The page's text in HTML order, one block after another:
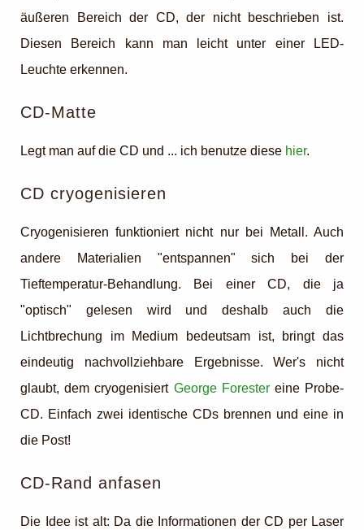
äußeren Bereich der CD, der nicht beschrieben ist.
Diesen Bereich kann man leicht unter einer LED-
Leuchte erkennen.
CD-Matte
Legt man auf die CD und ... ich benutze diese hier.
CD cryogenisieren
Cryogenisieren funktioniert nicht nur bei Metall. Auch
andere Materialien "entspannen" sich bei der
Tieftemperatur-Behandlung. Bei einer CD, die ja
"optisch" gelesen wird und deshalb auch die
Lichtbrechung im Medium bedeutsam ist, bringt das
eindeutig nachvollziehbare Ergebnisse. Wer's nicht
glaubt, dem cryogenisiert George Forestereine Probe-
CD. Einfach zwei identische CDs brennen und eine in
die Post!
CD-Rand anfasen
Die Idee ist alt: Da die Informationen der CD per Laser